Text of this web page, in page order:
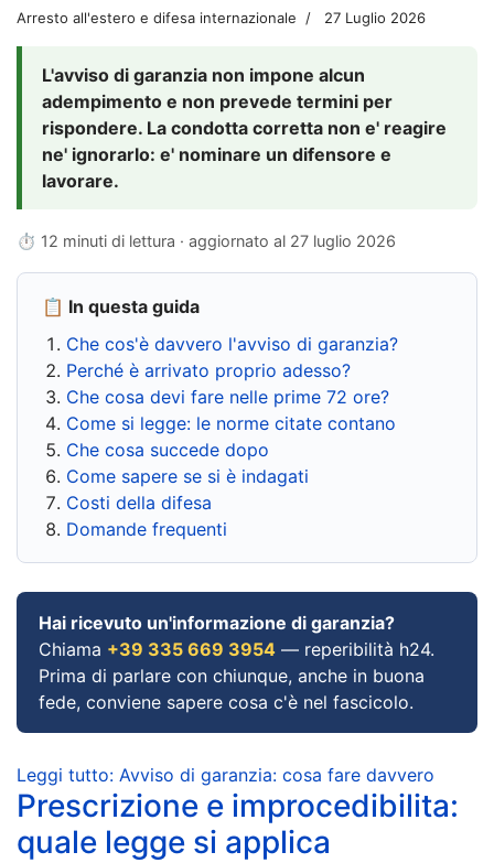
Arresto all'estero e difesa internazionale 27 Luglio 2026
L'avviso di garanzia non impone alcun
adempimento e non prevede termini per
rispondere. La condotta corretta non e' reagire
ne' ignorarlo: e' nominare un difensore e
lavorare.
⏱ 12 minuti di lettura · aggiornato al 27 luglio 2026
📋 In questa guida
Che cos'è davvero l'avviso di garanzia?
Perché è arrivato proprio adesso?
Che cosa devi fare nelle prime 72 ore?
Come si legge: le norme citate contano
Che cosa succede dopo
Come sapere se si è indagati
Costi della difesa
Domande frequenti
Hai ricevuto un'informazione di garanzia?
Chiama +39 335 669 3954 — reperibilità h24.
Prima di parlare con chiunque, anche in buona
fede, conviene sapere cosa c'è nel fascicolo.
Leggi tutto: Avviso di garanzia: cosa fare davvero
Prescrizione e improcedibilita:
quale legge si applica